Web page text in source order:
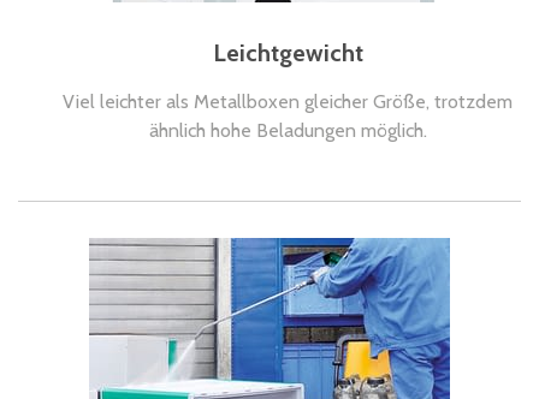
Leichtgewicht
Viel leichter als Metallboxen gleicher Größe, trotzdem
ähnlich hohe Beladungen möglich.